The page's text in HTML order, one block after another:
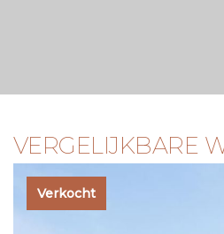
D I S C L A I M E R
Deze informatie is met zorg
onvolledigheid, onjuistheid of
VERGELIJKBARE
Verkocht